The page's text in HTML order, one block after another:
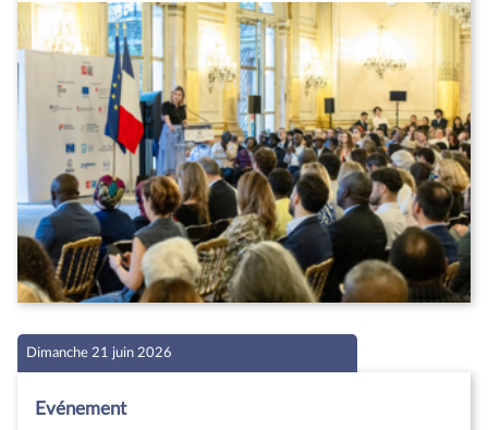
Dimanche 21 juin 2026
Evénement